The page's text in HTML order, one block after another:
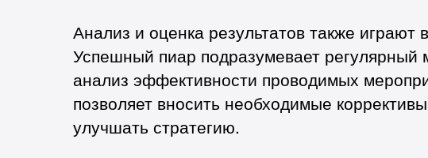
Анализ и оценка результатов также играют
Успешный пиар подразумевает регулярный
анализ эффективности проводимых
позволяет вносить необходимые
улучшать стратегию.